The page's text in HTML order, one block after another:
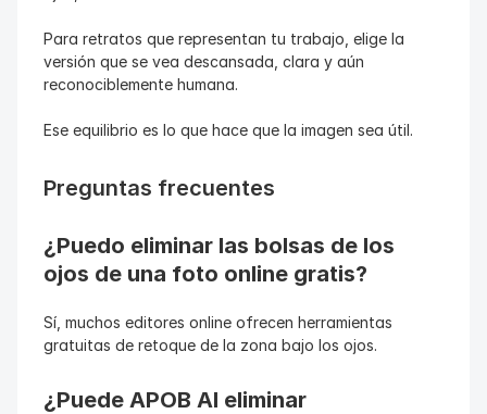
Para retratos que representan tu trabajo, elige la
versión que se vea descansada, clara y aún
reconociblemente humana.
Ese equilibrio es lo que hace que la imagen sea útil.
Preguntas frecuentes
¿Puedo eliminar las bolsas de los
ojos de una foto online gratis?
Sí, muchos editores online ofrecen herramientas
gratuitas de retoque de la zona bajo los ojos.
¿Puede APOB AI eliminar